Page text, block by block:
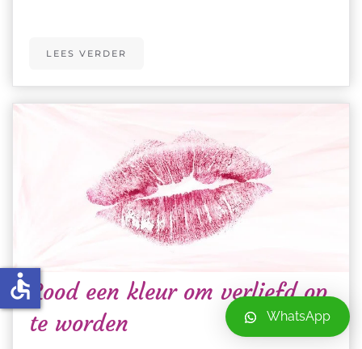
LEES VERDER
Rood een kleur om verliefd op
te worden
WhatsApp
accessible